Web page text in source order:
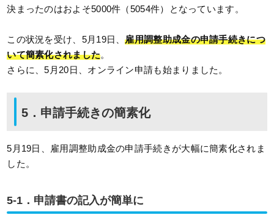
決まったのはおよそ5000件（5054件）となっています。
この状況を受け、5月19日、雇用調整助成金の申請手続きにつ
いて簡素化されました。
さらに、5月20日、オンライン申請も始まりました。
5． 申請手続きの簡素化
5月19日、雇用調整助成金の申請手続きが大幅に簡素化されま
した。
5-1．申請書の記入が簡単に